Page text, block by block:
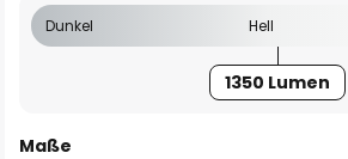
Dunkel Hell
1350 Lumen
Maße